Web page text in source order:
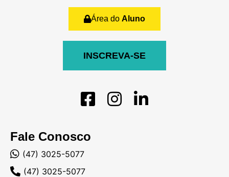
Fale Conosco
(47) 3025-5077
(47) 3025-5077
Área do Aluno
INSCREVA-SE